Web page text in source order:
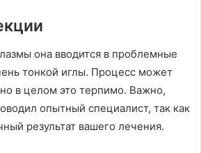
она вводится в проблемные
тонкой иглы. Процесс может
в целом это терпимо. Важно,
опытный специалист, так как
результат вашего лечения.